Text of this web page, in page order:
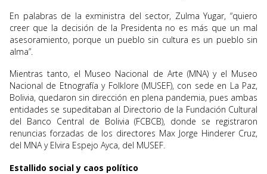
En palabras de la exministra del sector, Zulma Yugar, “quiero
creer que la decisión de la Presidenta no es más que un mal
asesoramiento, porque un pueblo sin cultura es un pueblo sin
alma”.
Mientras tanto, el Museo Nacional de Arte (MNA) y el Museo
Nacional de Etnografía y Folklore (MUSEF), con sede en La Paz,
Bolivia, quedaron sin dirección en plena pandemia, pues ambas
entidades se supeditaban al Directorio de la Fundación Cultural
del Banco Central de Bolivia (FCBCB), donde se registraron
renuncias forzadas de los directores Max Jorge Hinderer Cruz,
del MNA y Elvira Espejo Ayca, del MUSEF.
Estallido social y caos político